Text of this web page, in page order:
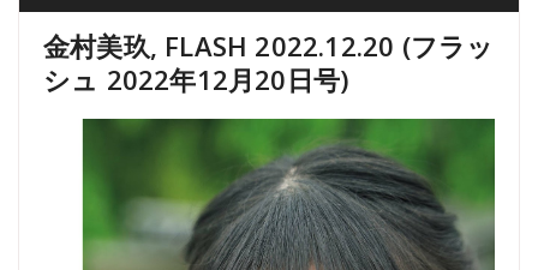
金村美玖, FLASH 2022.12.20 (フラッ
シュ 2022年12月20日号)